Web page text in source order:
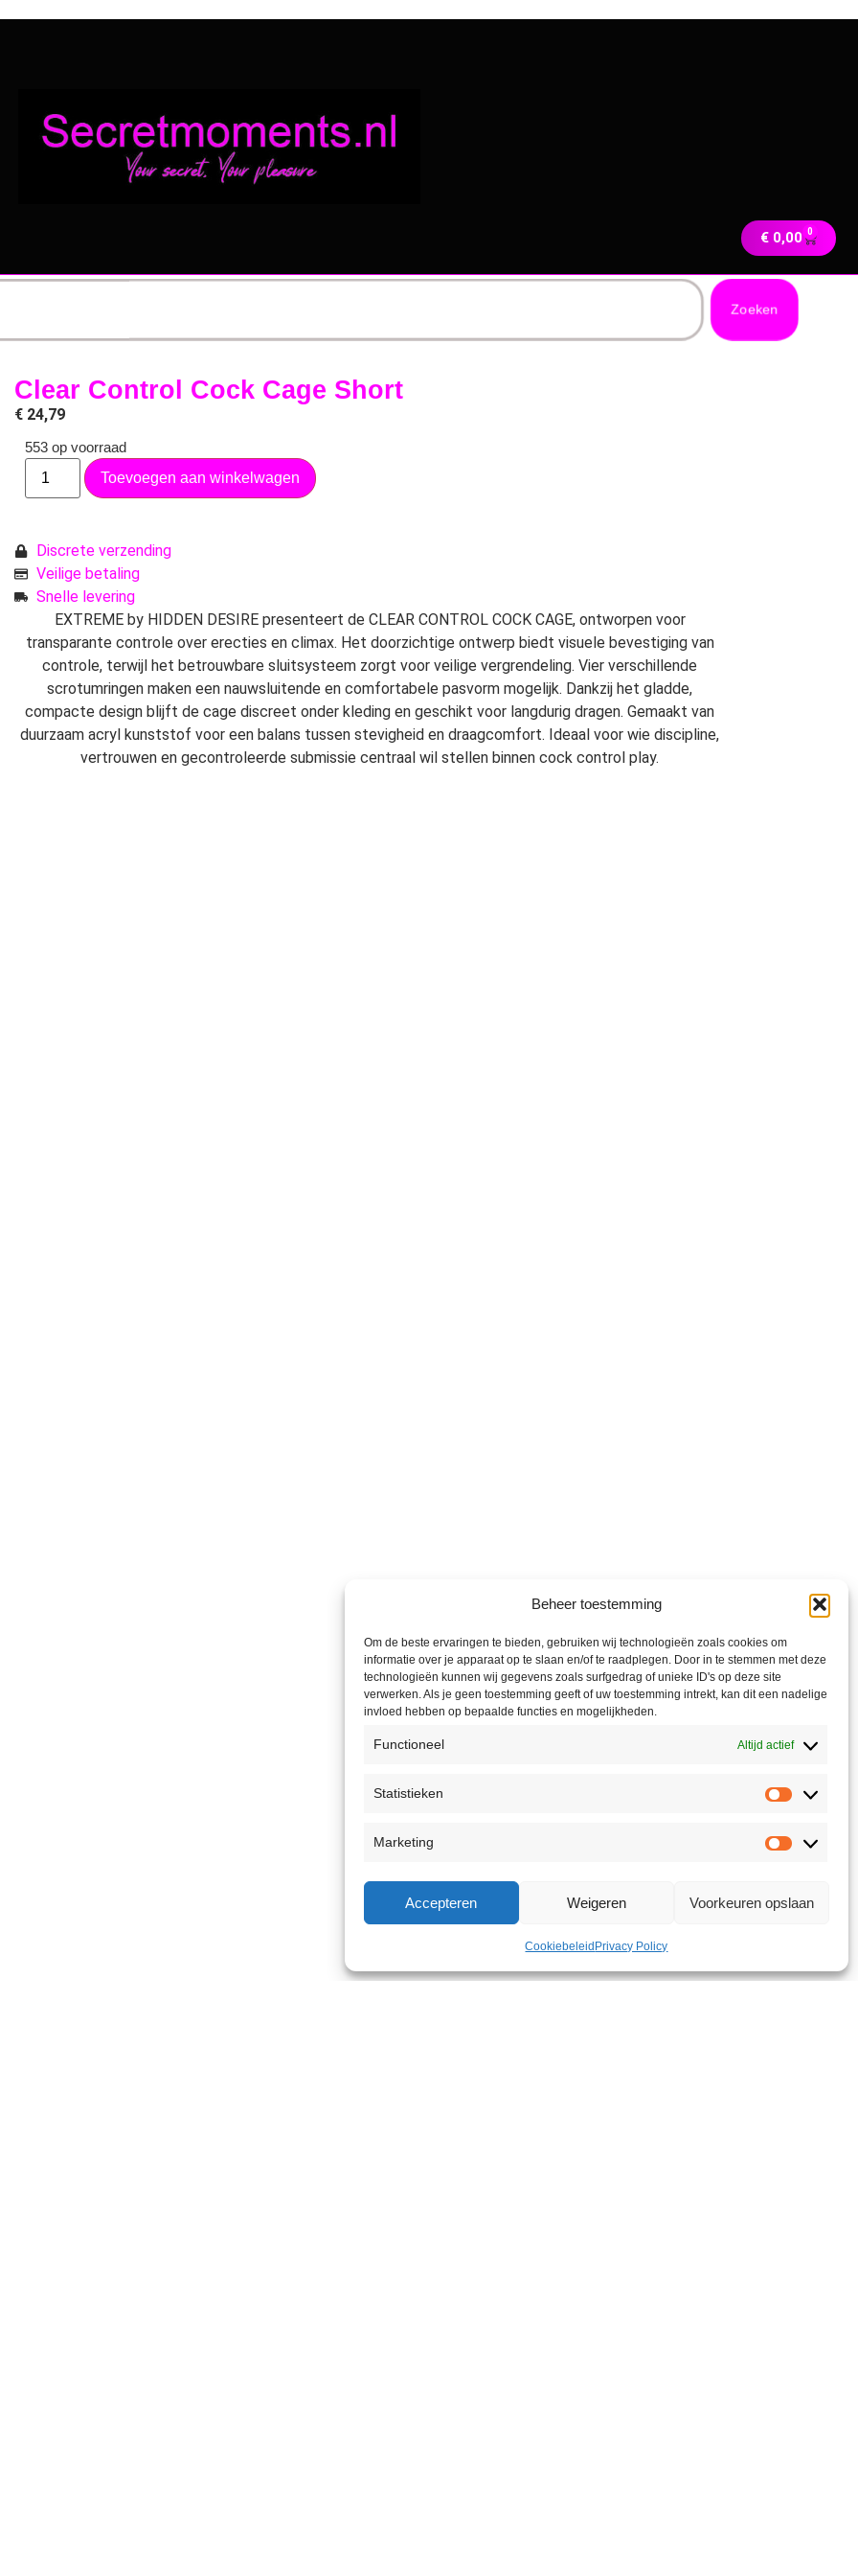
Beheer toestemming
Om de beste ervaringen te bieden, gebruiken wij technologieën zoals cookies om
informatie over je apparaat op te slaan en/of te raadplegen. Door in te stemmen met deze
technologieën kunnen wij gegevens zoals surfgedrag of unieke ID's op deze site
verwerken. Als je geen toestemming geeft of uw toestemming intrekt, kan dit een nadelige
invloed hebben op bepaalde functies en mogelijkheden.
Functioneel Altijd actief
Statistieken
Marketing
Accepteren Weigeren Voorkeuren opslaan
Cookiebeleid Privacy Policy
€0,00 0
Zoeken
Clear Control Cock Cage Short
€ 24,79
553 op voorraad
Toevoegen aan winkelwagen
Discrete verzending
Veilige betaling
Snelle levering
EXTREME by HIDDEN DESIRE presenteert de CLEAR CONTROL COCK CAGE, ontworpen voor
transparante controle over erecties en climax. Het doorzichtige ontwerp biedt visuele bevestiging van
controle, terwijl het betrouwbare sluitsysteem zorgt voor veilige vergrendeling. Vier verschillende
scrotumringen maken een nauwsluitende en comfortabele pasvorm mogelijk. Dankzij het gladde,
compacte design blijft de cage discreet onder kleding en geschikt voor langdurig dragen. Gemaakt van
duurzaam acryl kunststof voor een balans tussen stevigheid en draagcomfort. Ideaal voor wie discipline,
vertrouwen en gecontroleerde submissie centraal wil stellen binnen cock control play.